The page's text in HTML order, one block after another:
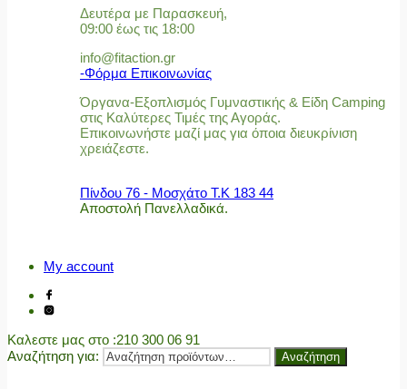
Δευτέρα με Παρασκευή,
09:00 έως τις 18:00
info@fitaction.gr
-Φόρμα Επικοινωνίας
Όργανα-Εξοπλισμός Γυμναστικής & Είδη Camping
στις Καλύτερες Τιμές της Αγοράς.
Επικοινωνήστε μαζί μας για όποια διευκρίνιση
χρειάζεστε.
Πίνδου 76 - Μοσχάτο Τ.Κ 183 44
Αποστολή Πανελλαδικά.
My account
Καλεστε μας στο :210 300 06 91
Αναζήτηση για:
Αναζήτηση